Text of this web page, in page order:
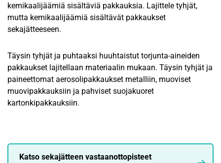
kemikaalijäämiä sisältäviä pakkauksia. Lajittele tyhjät,
mutta kemikaalijäämiä sisältävät pakkaukset
sekajätteeseen.
Täysin tyhjät ja puhtaaksi huuhtaistut torjunta-aineiden
pakkaukset lajitellaan materiaalin mukaan. Täysin tyhjät ja
paineettomat aerosolipakkaukset metalliin, muoviset
muovipakkauksiin ja pahviset suojakuoret
kartonkipakkauksiin.
Katso sekajätteen vastaanottopisteet